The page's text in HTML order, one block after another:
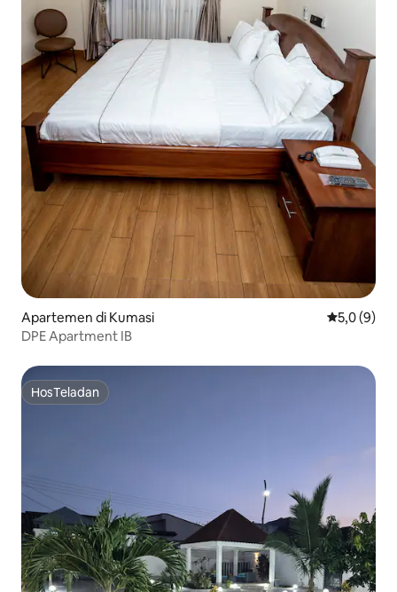
Apartemen di Kumasi Nilai rata-
5,0 (9)
DPE Apartment IB
HosTeladan
HosTeladan